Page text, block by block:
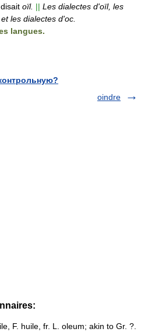
oïl. || Les dialectes d'oïl, les
les dialectes d'oc.
langues.
oindre
F. huile, fr. L. oleum; akin to Gr. ?.